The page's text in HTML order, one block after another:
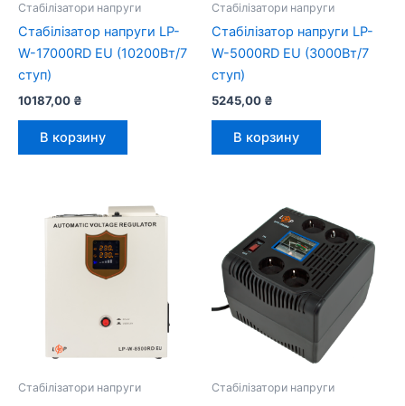
Стабілізатори напруги
Стабілізатор напруги LP-
W-17000RD EU (10200Вт/7
ступ)
10187,00 ₴
В корзину
Стабілізатори напруги
Стабілізатор напруги LP-
W-5000RD EU (3000Вт/7
ступ)
5245,00 ₴
В корзину
Стабілізатори напруги Стабілізатори напруги